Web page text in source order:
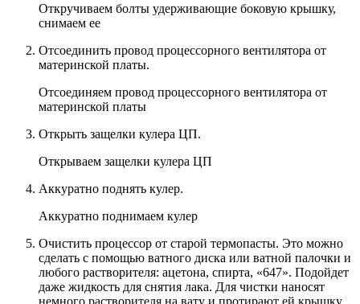
Откручиваем болты удерживающие боковую крышку,
снимаем ее
Отсоединить провод процессорного вентилятора от
материнской платы.
Отсоединяем провод процессорного вентилятора от
материнской платы
Открыть защелки кулера ЦП.
Открываем защелки кулера ЦП
Аккуратно поднять кулер.
Аккуратно поднимаем кулер
Очистить процессор от старой термопасты. Это можно
сделать с помощью ватного диска или ватной палочки и
любого растворителя: ацетона, спирта, «647». Подойдет
даже жидкость для снятия лака. Для чистки наносят
немного растворителя на вату и протирают ей крышку